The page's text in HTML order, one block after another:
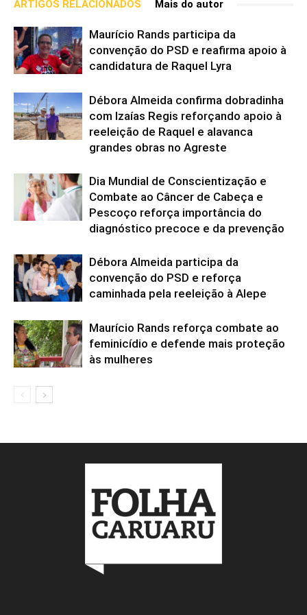
ARTIGOS RELACIONADOS Mais do autor
Maurício Rands participa da
convenção do PSD e reafirma apoio à
candidatura de Raquel Lyra
Débora Almeida confirma dobradinha
com Izaías Regis reforçando apoio à
reeleição de Raquel e alavanca
grandes obras no Agreste
Dia Mundial de Conscientização e
Combate ao Câncer de Cabeça e
Pescoço reforça importância do
diagnóstico precoce e da prevenção
Débora Almeida participa da
convenção do PSD e reforça
caminhada pela reeleição à Alepe
Maurício Rands reforça combate ao
feminicídio e defende mais proteção
às mulheres